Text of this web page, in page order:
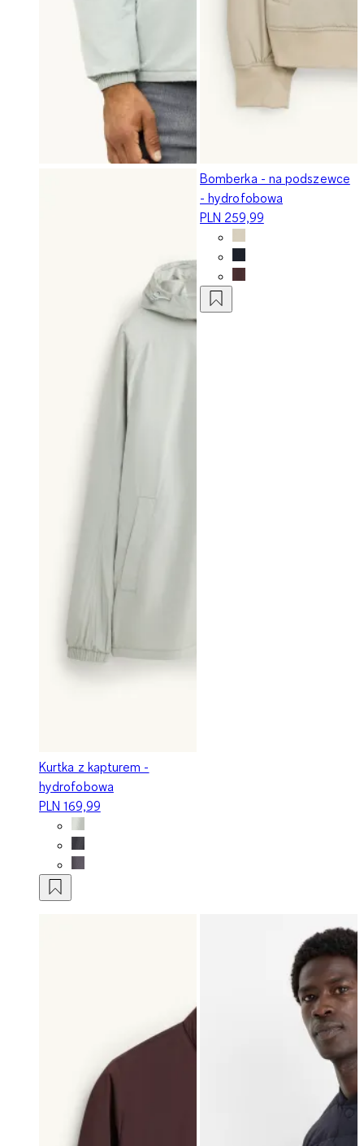
Kurtka z kapturem -
hydrofobowa
PLN 169,99
Bomberka - na podszewce
- hydrofobowa
PLN 259,99